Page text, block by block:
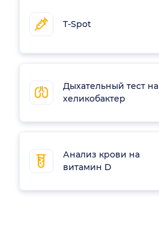
T-Spot
Дыхательный тест на
хеликобактер
Анализ крови на
витамин D